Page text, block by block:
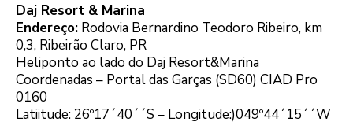
Daj Resort & Marina
Endereço: Rodovia Bernardino Teodoro Ribeiro, km
0,3, Ribeirão Claro, PR
Heliponto ao lado do Daj Resort&Marina
Coordenadas – Portal das Garças (SD60) CIAD Pro
0160
Latiitude: 26º17´40´´S – Longitude:)049º44´15´´W